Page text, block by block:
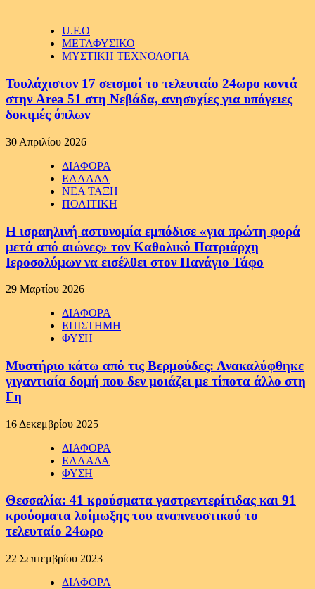
U.F.O
ΜΕΤΑΦΥΣΙΚΟ
ΜΥΣΤΙΚΗ ΤΕΧΝΟΛΟΓΙΑ
Τουλάχιστον 17 σεισμοί το τελευταίο 24ωρο κοντά
στην Area 51 στη Νεβάδα, ανησυχίες για υπόγειες
δοκιμές όπλων
30 Απριλίου 2026
ΔΙΑΦΟΡΑ
ΕΛΛΑΔΑ
ΝΕΑ ΤΑΞΗ
ΠΟΛΙΤΙΚΗ
Η ισραηλινή αστυνομία εμπόδισε «για πρώτη φορά
μετά από αιώνες» τον Καθολικό Πατριάρχη
Ιεροσολύμων να εισέλθει στον Πανάγιο Τάφο
29 Μαρτίου 2026
ΔΙΑΦΟΡΑ
ΕΠΙΣΤΗΜΗ
ΦΥΣΗ
Μυστήριο κάτω από τις Βερμούδες: Ανακαλύφθηκε
γιγαντιαία δομή που δεν μοιάζει με τίποτα άλλο στη
Γη
16 Δεκεμβρίου 2025
ΔΙΑΦΟΡΑ
ΕΛΛΑΔΑ
ΦΥΣΗ
Θεσσαλία: 41 κρούσματα γαστρεντερίτιδας και 91
κρούσματα λοίμωξης του αναπνευστικού το
τελευταίο 24ωρο
22 Σεπτεμβρίου 2023
ΔΙΑΦΟΡΑ